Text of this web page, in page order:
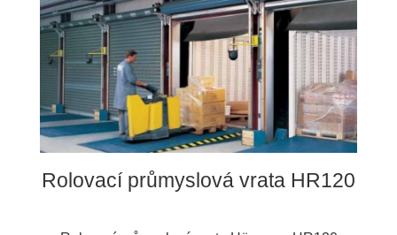
Rolovací průmyslová vrata HR120